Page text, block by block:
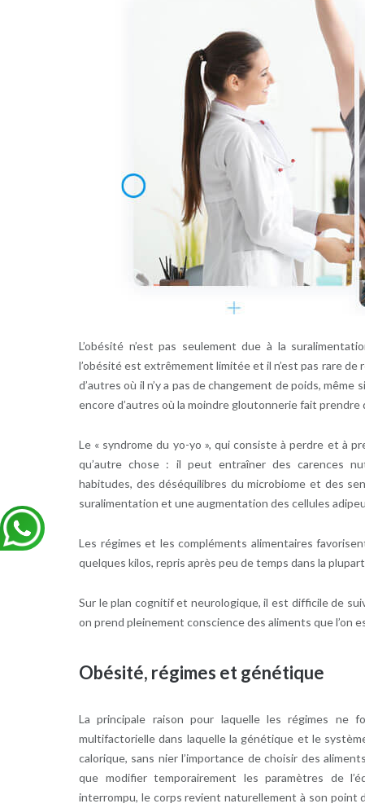
L’obésité n’est pas seulement due à la
l’obésité est extrêmement limitée et il n’est pas rare
d’autres où il n’y a pas de changement de poids, même
encore d’autres où la moindre gloutonnerie fait prendre
Le « syndrome du yo-yo », qui consiste à perdre et à
qu’autre chose : il peut entraîner des carences
habitudes, des déséquilibres du microbiome et des
suralimentation et une augmentation des cellules
Les régimes et les compléments alimentaires
quelques kilos, repris après peu de temps dans la
Sur le plan cognitif et neurologique, il est difficile de
on prend pleinement conscience des aliments que l’on
Obésité, régimes et génétique
La principale raison pour laquelle les régimes ne
multifactorielle dans laquelle la génétique et le
calorique, sans nier l’importance de choisir des
que modifier temporairement les paramètres de
interrompu, le corps revient naturellement à son point